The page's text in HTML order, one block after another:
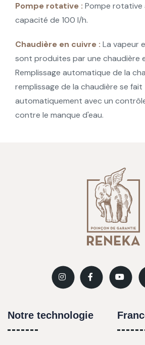
Pompe rotative : Pompe rotative
capacité de 100 l/h.
Chaudière en cuivre : La vapeur
sont produites par une chaudière
Remplissage automatique de la
remplissage de la chaudière se fait
automatiquement avec un
contre le manque d'eau.
Notre technologie